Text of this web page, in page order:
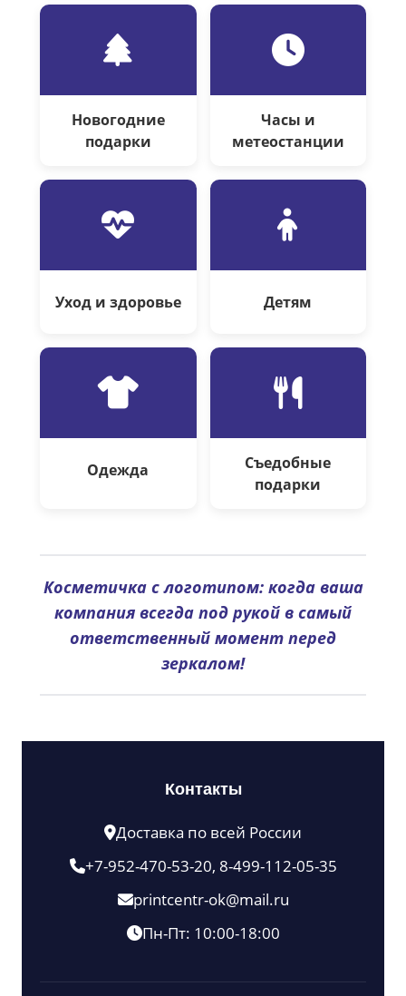
Новогодние
подарки
Часы и
метеостанции
Уход и здоровье Детям
Одежда
Съедобные
подарки
Косметичка с логотипом: когда ваша
компания всегда под рукой в самый
ответственный момент перед
зеркалом!
Контакты
Доставка по всей России
+7-952-470-53-20, 8-499-112-05-35
printcentr-ok@mail.ru
Пн-Пт: 10:00-18:00